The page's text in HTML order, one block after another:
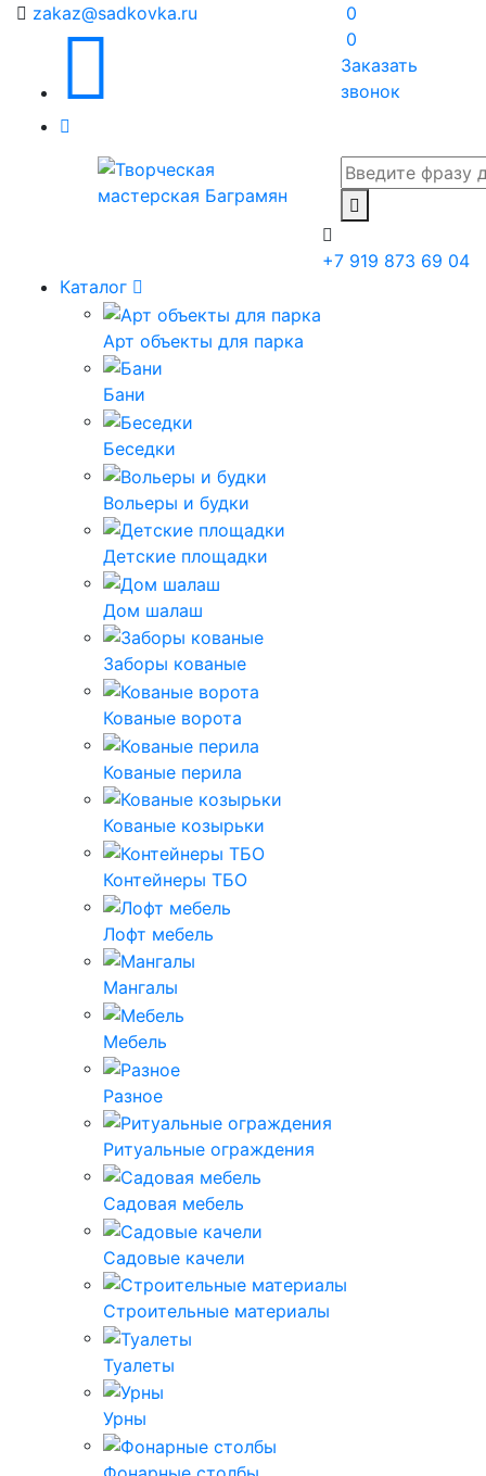
zakaz@sadkovka.ru
0
0
Заказать
звонок
+7 919 873 69 04
Каталог
Арт объекты для парка
Бани
Беседки
Вольеры и будки
Детские площадки
Дом шалаш
Заборы кованые
Кованые ворота
Кованые перила
Кованые козырьки
Контейнеры ТБО
Лофт мебель
Мангалы
Мебель
Разное
Ритуальные ограждения
Садовая мебель
Садовые качели
Строительные материалы
Туалеты
Урны